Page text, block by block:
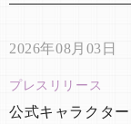
2026年08月03日
プレスリリース
公式キャラクタ